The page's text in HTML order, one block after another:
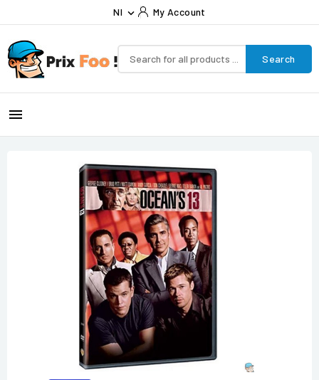
Nl  My Account
Search
